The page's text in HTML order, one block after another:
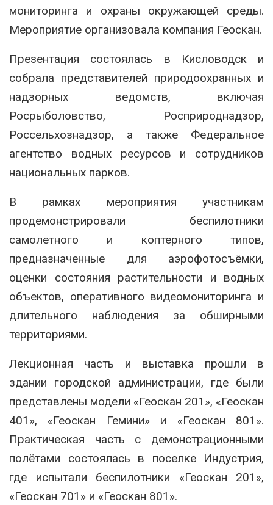
мониторинга и охраны окружающей среды.
Мероприятие организовала компания Геоскан.
Презентация состоялась в Кисловодски
собрала представителей природоохранных и
надзорных ведомств, включая
Росрыболовство, Росприроднадзор,
Россельхознадзор, а также Федеральное
агентство водных ресурсов и сотрудников
национальных парков.
В рамках мероприятия участникам
продемонстрировали беспилотники
самолетного и коптерного типов,
предназначенные для аэрофотосъёмки,
оценки состояния растительности и водных
объектов, оперативного видеомониторинга и
длительного наблюдения за обширными
территориями.
Лекционная часть и выставка прошли в
здании городской администрации, где были
представлены модели «Геоскан 201», «Геоскан
401», «Геоскан Гемини» и «Геоскан 801».
Практическая часть с демонстрационными
полётами состоялась в поселке Индустрия,
где испытали беспилотники «Геоскан 201»,
«Геоскан 701» и «Геоскан 801».